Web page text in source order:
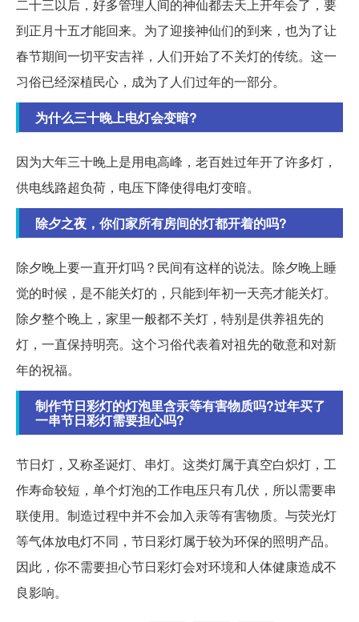
二十三以后，好多管理人间的神仙都去天上开年会了，要
到正月十五才能回来。为了迎接神仙们的到来，也为了让
春节期间一切平安吉祥，人们开始了不关灯的传统。这一
习俗已经深植民心，成为了人们过年的一部分。
为什么三十晚上电灯会变暗?
因为大年三十晚上是用电高峰，老百姓过年开了许多灯，
供电线路超负荷，电压下降使得电灯变暗。
除夕之夜，你们家所有房间的灯都开着的吗?
除夕晚上要一直开灯吗？民间有这样的说法。除夕晚上睡
觉的时候，是不能关灯的，只能到年初一天亮才能关灯。
除夕整个晚上，家里一般都不关灯，特别是供养祖先的
灯，一直保持明亮。这个习俗代表着对祖先的敬意和对新
年的祝福。
制作节日彩灯的灯泡里含汞等有害物质吗?过年买了
一串节日彩灯需要担心吗?
节日灯，又称圣诞灯、串灯。这类灯属于真空白炽灯，工
作寿命较短，单个灯泡的工作电压只有几伏，所以需要串
联使用。制造过程中并不会加入汞等有害物质。与荧光灯
等气体放电灯不同，节日彩灯属于较为环保的照明产品。
因此，你不需要担心节日彩灯会对环境和人体健康造成不
良影响。